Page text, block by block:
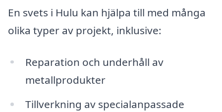
En svets i Hulu kan hjälpa till med många
olika typer av projekt, inklusive:
Reparation och underhåll av
metallprodukter
Tillverkning av specialanpassade